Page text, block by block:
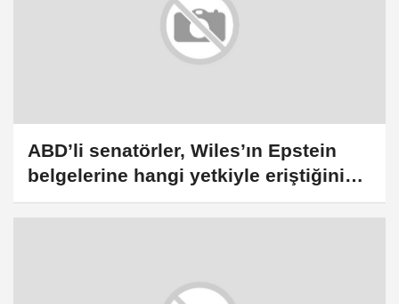
ABD’li senatörler, Wiles’ın Epstein
belgelerine hangi yetkiyle eriştiğini
açıklamasını istedi